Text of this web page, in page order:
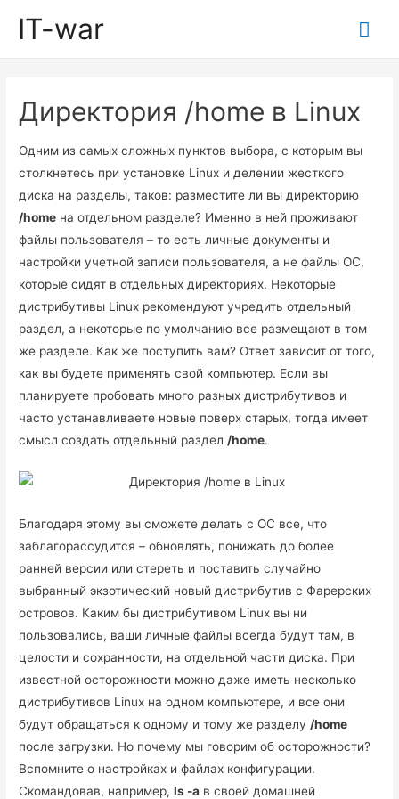
IT-war
Директория /home в Linux
Одним из самых сложных пунктов выбора, с которым вы
столкнетесь при установке Linux и делении жесткого
диска на разделы, таков: разместите ли вы директорию
/home на отдельном разделе? Именно в ней проживают
файлы пользователя – то есть личные документы и
настройки учетной записи пользователя, а не файлы ОС,
которые сидят в отдельных директориях. Некоторые
дистрибутивы Linux рекомендуют учредить отдельный
раздел, а некоторые по умолчанию все размещают в том
же разделе. Как же поступить вам? Ответ зависит от того,
как вы будете применять свой компьютер. Если вы
планируете пробовать много разных дистрибутивов и
часто устанавливаете новые поверх старых, тогда имеет
смысл создать отдельный раздел /home.
Благодаря этому вы сможете делать с ОС все, что
заблагорассудится – обновлять, понижать до более
ранней версии или стереть и поставить случайно
выбранный экзотический новый дистрибутив с Фарерских
островов. Каким бы дистрибутивом Linux вы ни
пользовались, ваши личные файлы всегда будут там, в
целости и сохранности, на отдельной части диска. При
известной осторожности можно даже иметь несколько
дистрибутивов Linux на одном компьютере, и все они
будут обращаться к одному и тому же разделу /home
после загрузки. Но почему мы говорим об осторожности?
Вспомните о настройках и файлах конфигурации.
Скомандовав, например,ls -a в своей домашней